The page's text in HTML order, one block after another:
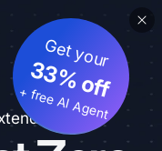
Get your
33% off
+ free AI Agent